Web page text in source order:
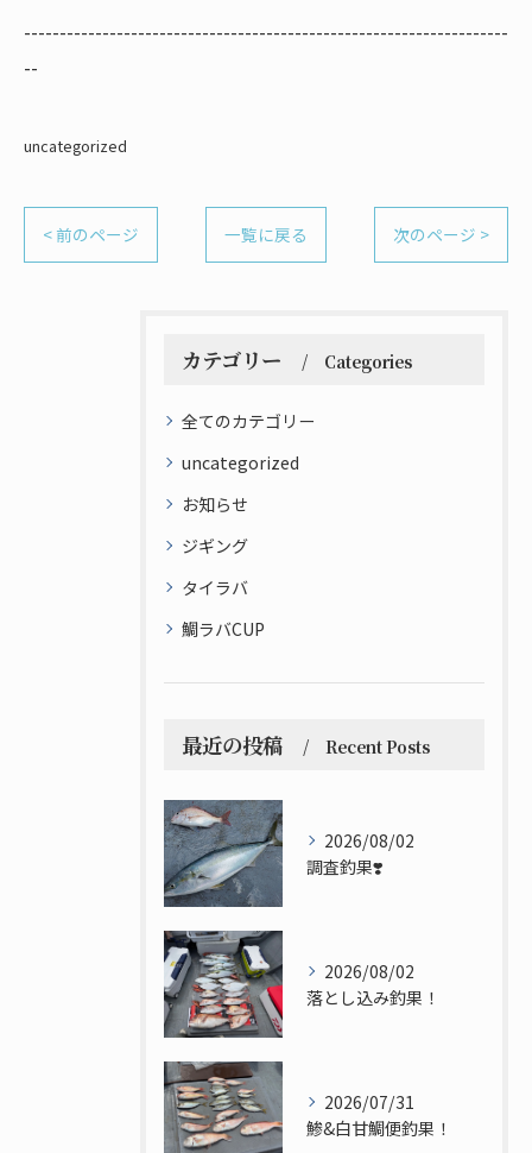
--------------------------------------------------------------------
--
uncategorized
< 前のページ 一覧に戻る 次のページ >
カテゴリー Categories
全てのカテゴリー
uncategorized
お知らせ
ジギング
タイラバ
鯛ラバCUP
最近の投稿 Recent Posts
2026/08/02
調査釣果❣️
2026/08/02
落とし込み釣果！
2026/07/31
鯵&白甘鯛便釣果！